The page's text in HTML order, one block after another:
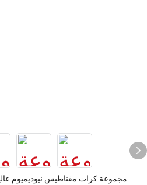
مجموعة كرات مغناطيس نيوديميوم